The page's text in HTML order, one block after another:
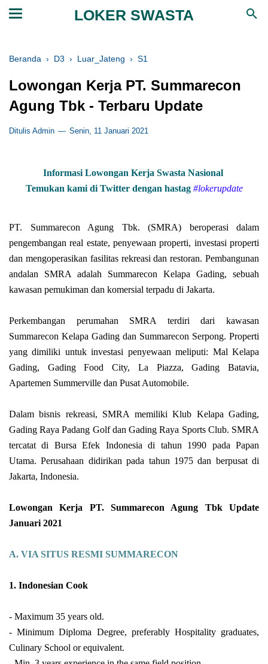
LOKER SWASTA
Beranda › D3 › Luar_Jateng › S1
Lowongan Kerja PT. Summarecon
Agung Tbk - Terbaru Update
Ditulis Admin Senin, 11 Januari 2021
Informasi Lowongan Kerja Swasta Nasional
Temukan kami di Twitter dengan hastag #lokerupdate
PT. Summarecon Agung Tbk. (SMRA) beroperasi dalam
pengembangan real estate, penyewaan properti, investasi properti
dan mengoperasikan fasilitas rekreasi dan restoran. Pembangunan
andalan SMRA adalah Summarecon Kelapa Gading, sebuah
kawasan pemukiman dan komersial terpadu di Jakarta.
Perkembangan perumahan SMRA terdiri dari kawasan
Summarecon Kelapa Gading dan Summarecon Serpong. Properti
yang dimiliki untuk investasi penyewaan meliputi: Mal Kelapa
Gading, Gading Food City, La Piazza, Gading Batavia,
Apartemen Summerville dan Pusat Automobile.
Dalam bisnis rekreasi, SMRA memiliki Klub Kelapa Gading,
Gading Raya Padang Golf dan Gading Raya Sports Club. SMRA
tercatat di Bursa Efek Indonesia di tahun 1990 pada Papan
Utama. Perusahaan didirikan pada tahun 1975 dan berpusat di
Jakarta, Indonesia.
Lowongan Kerja PT. Summarecon Agung Tbk Update
Januari 2021
A. VIA SITUS RESMI SUMMARECON
1. Indonesian Cook
- Maximum 35 years old.
- Minimum Diploma Degree, preferably Hospitality graduates,
Culinary School or equivalent.